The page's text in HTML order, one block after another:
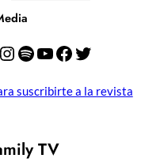
Instagram Spotify YouTube Facebook Twitter
suscribirte a la revista
TV